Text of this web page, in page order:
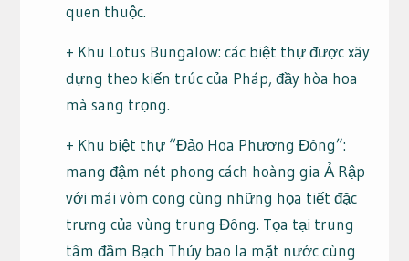
quen thuộc.
+ Khu Lotus Bungalow: các biệt thự được xây
dựng theo kiến trúc của Pháp, đầy hòa hoa
mà sang trọng.
+ Khu biệt thự “Đảo Hoa Phương Đông”:
mang đậm nét phong cách hoàng gia Ả Rập
với mái vòm cong cùng những họa tiết đặc
trưng của vùng trung Đông. Tọa tại trung
tâm đầm Bạch Thủy bao la mặt nước cùng